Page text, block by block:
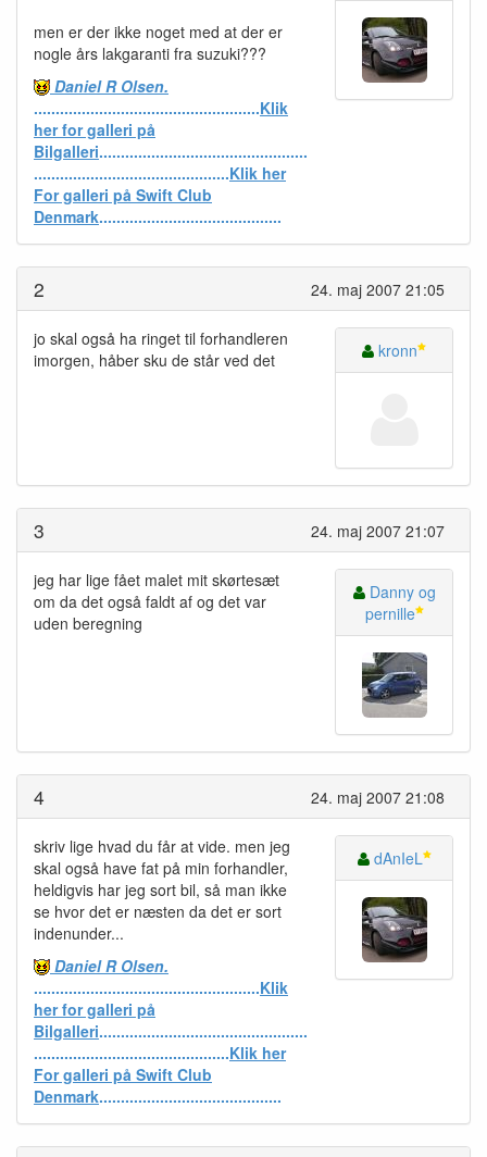
men er der ikke noget med at der er
nogle års lakgaranti fra suzuki???
Daniel R Olsen.
....................................................Klik
her for galleri på
Bilgalleri................................................
.............................................Klik her
For galleri på Swift Club
Denmark..........................................
24. maj 2007 21:05
2
jo skal også ha ringet til forhandleren
imorgen, håber sku de står ved det
kronn
24. maj 2007 21:07
3
jeg har lige fået malet mit skørtesæt
om da det også faldt af og det var
uden beregning
Danny og
pernille
24. maj 2007 21:08
4
skriv lige hvad du får at vide. men jeg
skal også have fat på min forhandler,
heldigvis har jeg sort bil, så man ikke
se hvor det er næsten da det er sort
indenunder...
Daniel R Olsen.
....................................................Klik
her for galleri på
Bilgalleri................................................
.............................................Klik her
For galleri på Swift Club
Denmark..........................................
dAnIeL